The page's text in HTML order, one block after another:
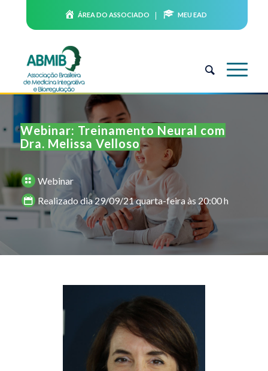
ÁREA DO ASSOCIADO MEU EAD
Webinar: Treinamento Neural com
Dra. Melissa Velloso
Webinar
Realizado dia 29/09/21 quarta-feira às 20:00 h